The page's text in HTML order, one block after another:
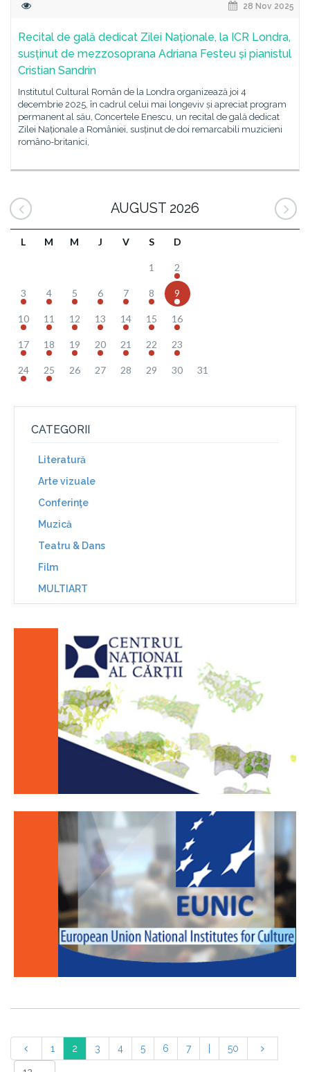
28 Nov 2025
Recital de gală dedicat Zilei Naționale, la ICR Londra,
susținut de mezzosoprana Adriana Festeu și pianistul
Cristian Sandrin
Institutul Cultural Român de la Londra organizează joi 4
decembrie 2025, în cadrul celui mai longeviv și apreciat program
permanent al său, Concertele Enescu, un recital de gală dedicat
Zilei Naționale a României, susținut de doi remarcabili muzicieni
româno-britanici,
AUGUST 2026
L M M J V S D
1 2
3 4 5 6 7 8 9
10 11 12 13 14 15 16
17 18 19 20 21 22 23
24 25 26 27 28 29 30 31
CATEGORII
Literatură
Arte vizuale
Conferinţe
Muzică
Teatru & Dans
Film
MULTIART
1 2 3 4 5 6 7 50